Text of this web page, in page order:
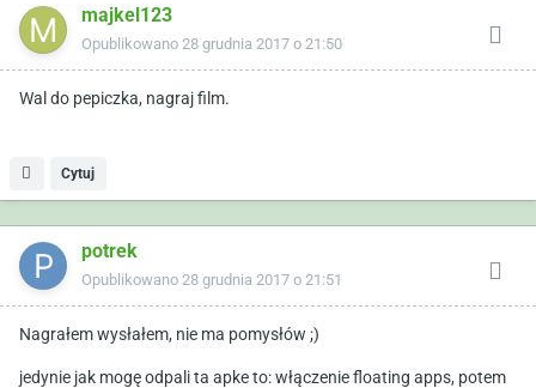
majkel123
Opublikowano 28 grudnia 2017 o 21:50
Wal do pepiczka, nagraj film.
Cytuj
potrek
Opublikowano 28 grudnia 2017 o 21:51
Nagrałem wysłałem, nie ma pomysłów ;)
jedynie jak mogę odpali ta apke to: włączenie floating apps, potem